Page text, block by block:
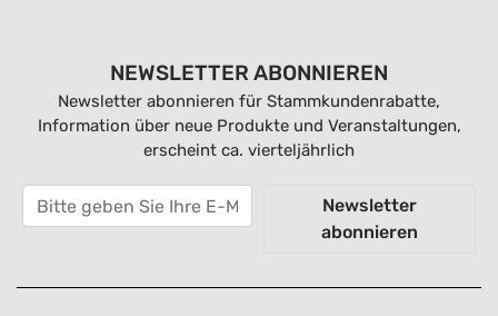
NEWSLETTER ABONNIEREN
Newsletter abonnieren für Stammkundenrabatte,
Information über neue Produkte und Veranstaltungen,
erscheint ca. vierteljährlich
Newsletter
abonnieren